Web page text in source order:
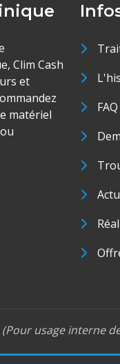
Clim Cash
et
matériel
FAQ
(Pour usage interne